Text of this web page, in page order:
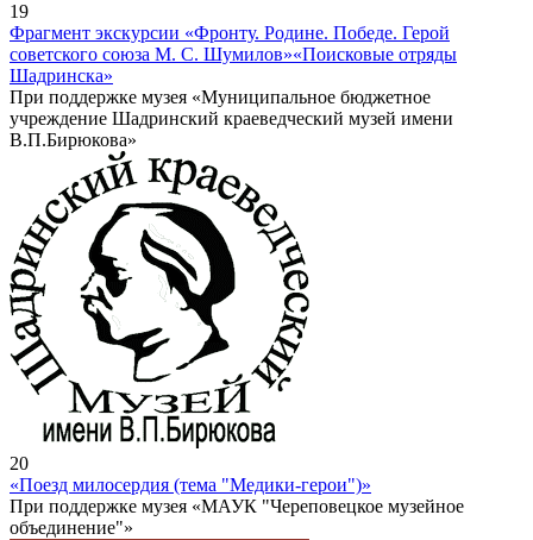
19
Фрагмент экскурсии «Фронту. Родине. Победе. Герой
советского союза М. С. Шумилов»«Поисковые отряды
Шадринска»
При поддержке музея «Муниципальное бюджетное
учреждение Шадринский краеведческий музей имени
В.П.Бирюкова»
20
«Поезд милосердия (тема "Медики-герои")»
При поддержке музея «МАУК "Череповецкое музейное
объединение"»